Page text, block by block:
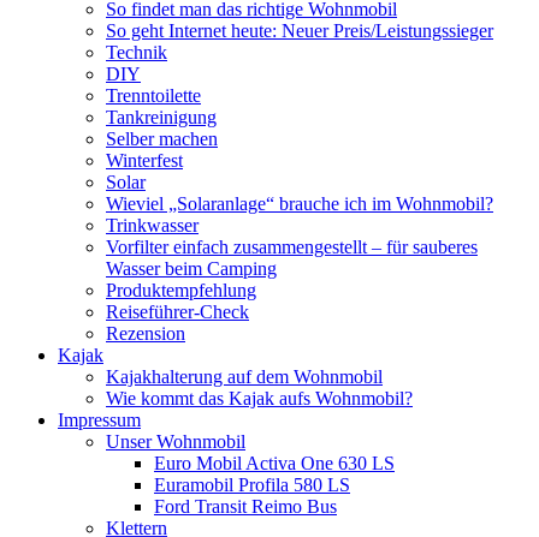
So findet man das richtige Wohnmobil
So geht Internet heute: Neuer Preis/Leistungssieger
Technik
DIY
Trenntoilette
Tankreinigung
Selber machen
Winterfest
Solar
Wieviel „Solaranlage“ brauche ich im Wohnmobil?
Trinkwasser
Vorfilter einfach zusammengestellt – für sauberes
Wasser beim Camping
Produktempfehlung
Reiseführer-Check
Rezension
Kajak
Kajakhalterung auf dem Wohnmobil
Wie kommt das Kajak aufs Wohnmobil?
Impressum
Unser Wohnmobil
Euro Mobil Activa One 630 LS
Euramobil Profila 580 LS
Ford Transit Reimo Bus
Klettern